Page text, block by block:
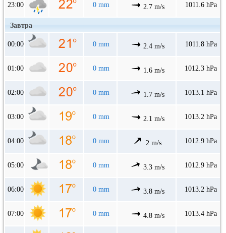
23:00 0 mm 2.7 m/s 1011.6 hPa
Завтра
00:00 0 mm 2.4 m/s 1011.8 hPa
01:00 0 mm 1.6 m/s 1012.3 hPa
02:00 0 mm 1.7 m/s 1013.1 hPa
03:00 0 mm 2.1 m/s 1013.2 hPa
04:00 0 mm 2 m/s 1012.9 hPa
05:00 0 mm 3.3 m/s 1012.9 hPa
06:00 0 mm 3.8 m/s 1013.2 hPa
07:00 0 mm 4.8 m/s 1013.4 hPa